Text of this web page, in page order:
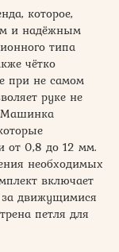
которое,
и надёжным
типа
чётко
при не самом
руке не
Машинка
от 0,8 до 12 мм.
необходимых
включает
за движущимися
петля для